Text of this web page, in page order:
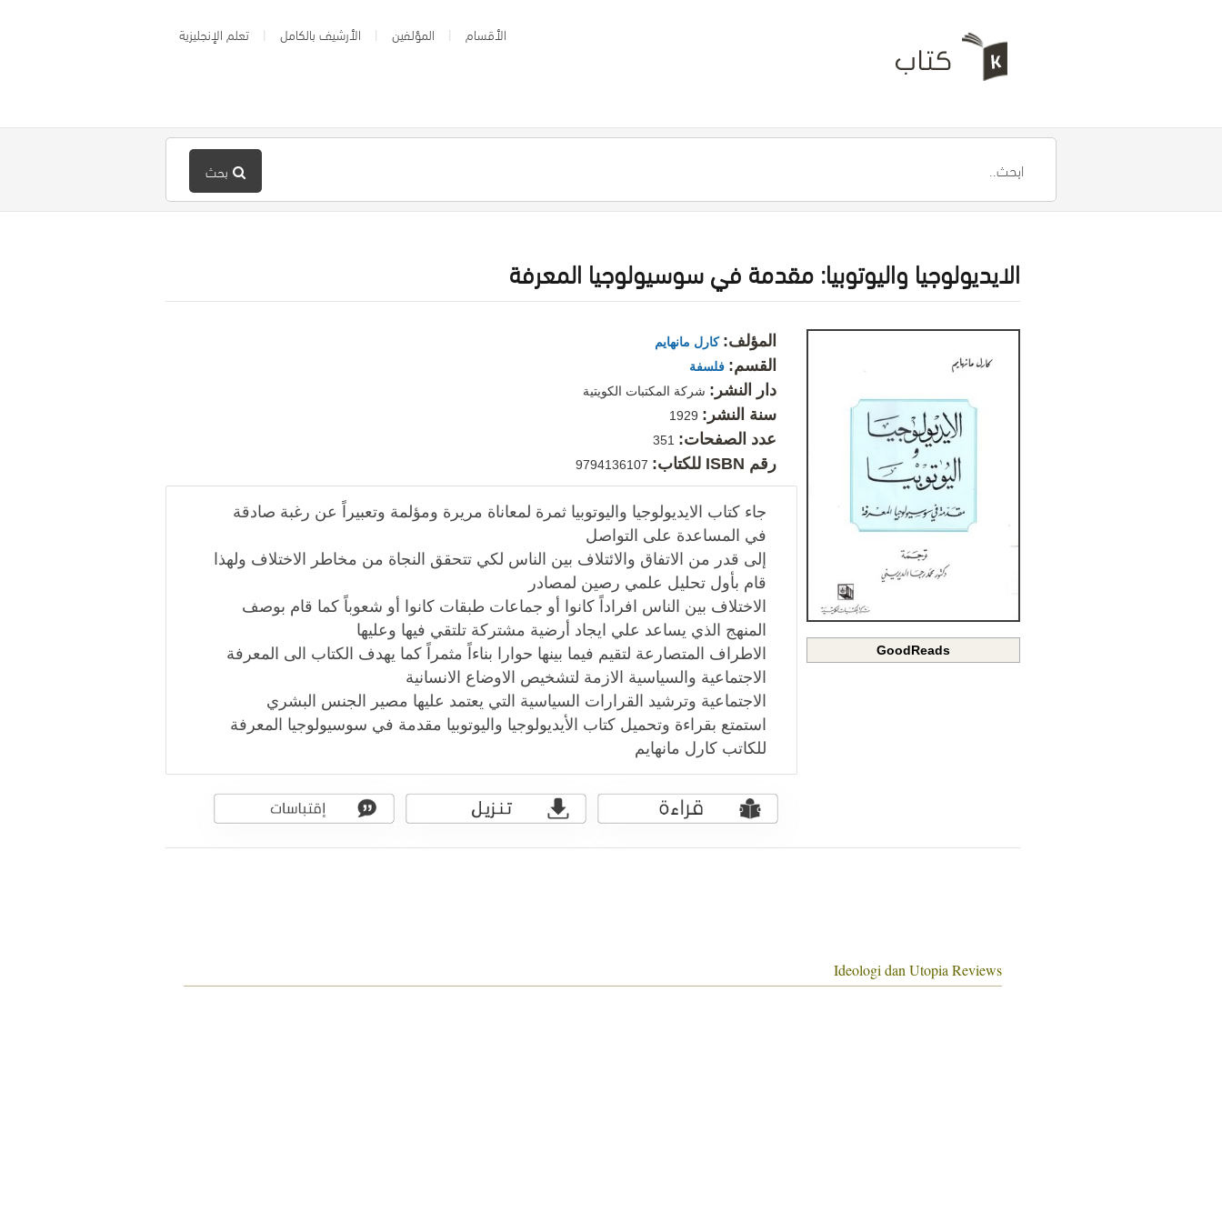
الأقسام المؤلفين الأرشيف بالكامل تعلم الإنجليزية
بحث
الايديولوجيا واليوتوبيا: مقدمة في سوسيولوجيا المعرفة
GoodReads
المؤلف: كارل مانهايم
القسم: فلسفة
دار النشر: شركة المكتبات الكويتية
سنة النشر:
عدد الصفحات:
رقم ISBN للكتاب: 9794136107
جاء كتاب الايديولوجيا واليوتوبيا ثمرة لمعاناة مريرة ومؤلمة وتعبيراً عن رغبة صادقة
في المساعدة على التواصل
إلى قدر من الاتفاق والائتلاف بين الناس لكي تتحقق النجاة من مخاطر الاختلاف ولهذا
قام بأول تحليل علمي رصين لمصادر
الاختلاف بين الناس افراداً كانوا أو جماعات طبقات كانوا أو شعوباً كما قام بوصف
المنهج الذي يساعد علي ايجاد أرضية مشتركة تلتقي فيها وعليها
الاطراف المتصارعة لتقيم فيما بينها حوارا بناءاً مثمراً كما يهدف الكتاب الى المعرفة
الاجتماعية والسياسية الازمة لتشخيص الاوضاع الانسانية
الاجتماعية وترشيد القرارات السياسية التي يعتمد عليها مصير الجنس البشري
استمتع بقراءة وتحميل كتاب الأيديولوجيا واليوتوبيا مقدمة في سوسيولوجيا المعرفة
للكاتب كارل مانهايم
Ideologi dan Utopia Reviews